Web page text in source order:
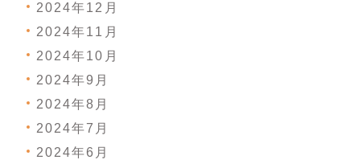
2024年12月
2024年11月
2024年10月
2024年9月
2024年8月
2024年7月
2024年6月